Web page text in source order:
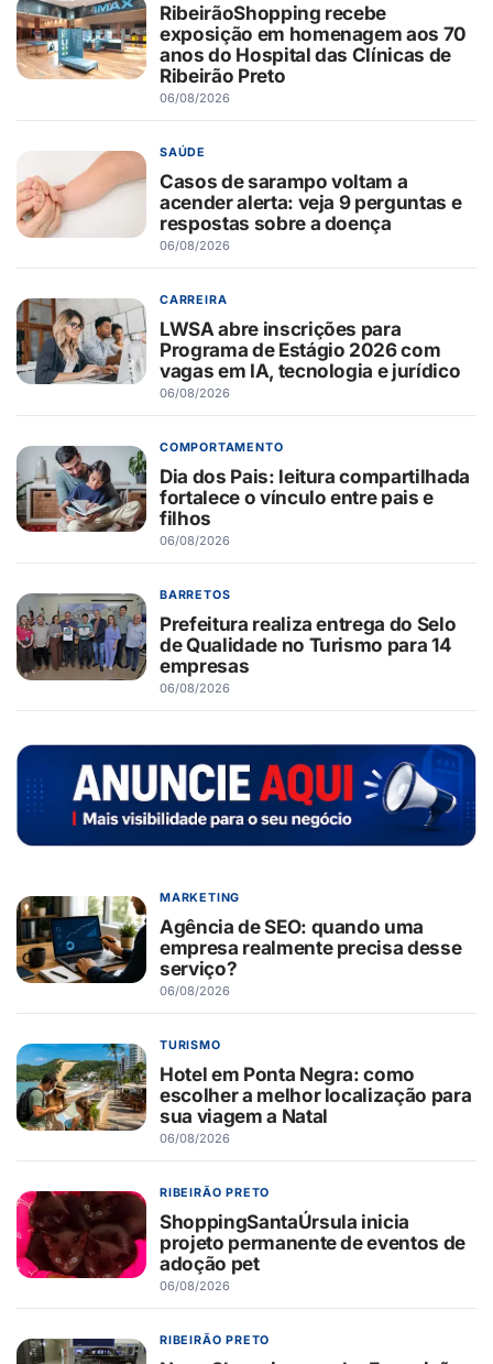
RibeirãoShopping recebe
exposição em homenagem aos 70
anos do Hospital das Clínicas de
Ribeirão Preto
06/08/2026
SAÚDE
Casos de sarampo voltam a
acender alerta: veja 9 perguntas e
respostas sobre a doença
06/08/2026
CARREIRA
LWSA abre inscrições para
Programa de Estágio 2026 com
vagas em IA, tecnologia e jurídico
06/08/2026
COMPORTAMENTO
Dia dos Pais: leitura compartilhada
fortalece o vínculo entre pais e
filhos
06/08/2026
BARRETOS
Prefeitura realiza entrega do Selo
de Qualidade no Turismo para 14
empresas
06/08/2026
MARKETING
Agência de SEO: quando uma
empresa realmente precisa desse
serviço?
06/08/2026
TURISMO
Hotel em Ponta Negra: como
escolher a melhor localização para
sua viagem a Natal
06/08/2026
RIBEIRÃO PRETO
ShoppingSantaÚrsula inicia
projeto permanente de eventos de
adoção pet
06/08/2026
RIBEIRÃO PRETO